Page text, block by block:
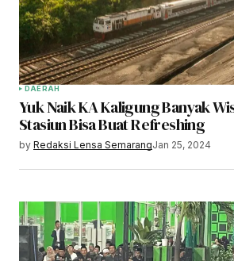
DAERAH
Yuk Naik KA Kaligung Banyak
Stasiun Bisa Buat Refreshing
by Redaksi Lensa SemarangJan 25, 2024